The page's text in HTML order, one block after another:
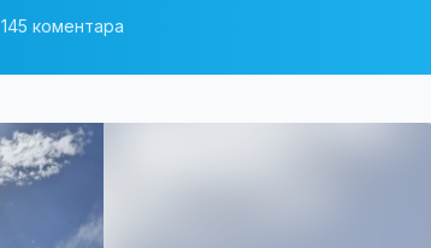
145 коментара